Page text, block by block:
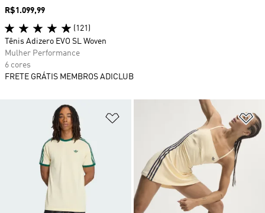
Adicionar à Lista de Desejos
Preço
R$1.099,99
(121)
Tênis Adizero EVO SL Woven
Mulher Performance
6 cores
FRETE GRÁTIS MEMBROS ADICLUB